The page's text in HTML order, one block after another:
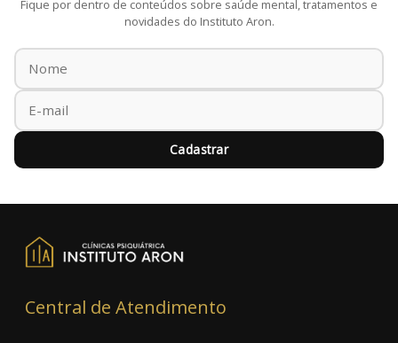
Fique por dentro de conteúdos sobre saúde mental, tratamentos e
novidades do Instituto Aron.
Cadastrar
Central de Atendimento